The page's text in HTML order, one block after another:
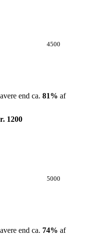
4500
end ca. 81% af
1200
5000
end ca. 74% af